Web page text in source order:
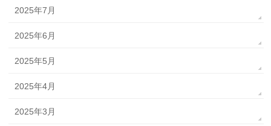
2025年7月
2025年6月
2025年5月
2025年4月
2025年3月